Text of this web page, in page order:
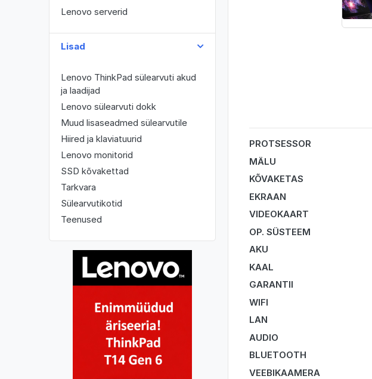
Lenovo serverid
Lisad
Lenovo ThinkPad sülearvuti akud
ja laadijad
Lenovo sülearvuti dokk
Muud lisaseadmed sülearvutile
Hiired ja klaviatuurid
Lenovo monitorid
SSD kõvakettad
Tarkvara
Sülearvutikotid
Teenused
PROTSESSOR
MÄLU
KÕVAKETAS
EKRAAN
VIDEOKAART
OP. SÜSTEEM
AKU
KAAL
GARANTII
WIFI
LAN
AUDIO
BLUETOOTH
VEEBIKAAMERA